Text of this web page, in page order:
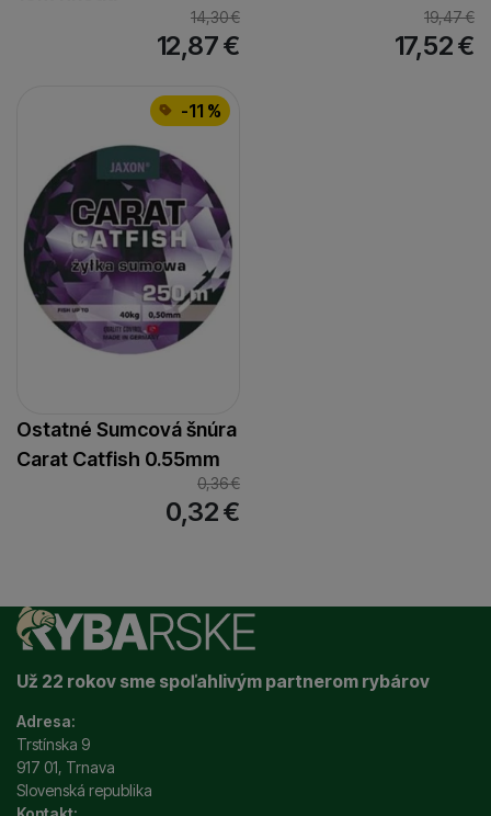
14,30€
12,87€
19,47€
17,52€
-11 %
Ostatné Sumcová šnúra
Carat Catfish 0.55mm
0,36€
0,32€
Už 22 rokov sme spoľahlivým partnerom rybárov
Adresa:
Trstínska 9
917 01, Trnava
Slovenská republika